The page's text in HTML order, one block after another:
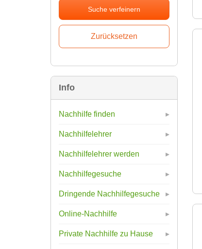
Suche verfeinern
Info
Nachhilfe finden
Nachhilfelehrer
Nachhilfelehrer werden
Nachhilfegesuche
Dringende Nachhilfegesuche
Online-Nachhilfe
Private Nachhilfe zu Hause